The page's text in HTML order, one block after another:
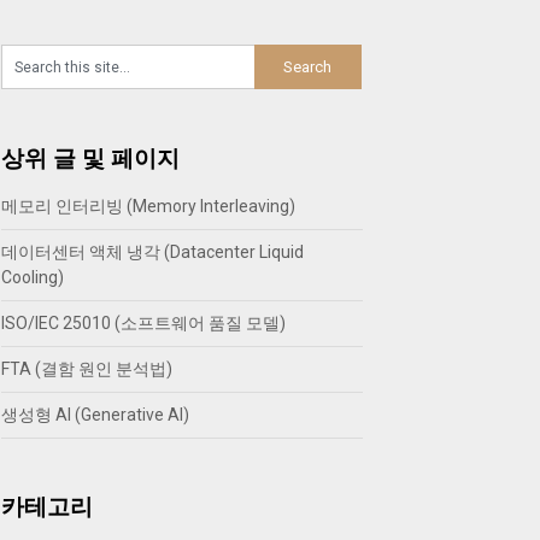
상위 글 및 페이지
메모리 인터리빙 (Memory Interleaving)
데이터센터 액체 냉각 (Datacenter Liquid
Cooling)
ISO/IEC 25010 (소프트웨어 품질 모델)
FTA (결함 원인 분석법)
생성형 AI (Generative AI)
카테고리